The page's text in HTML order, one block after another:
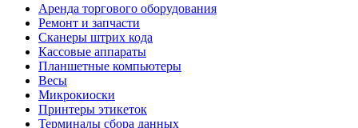
Аренда торгового оборудования
Ремонт и запчасти
Сканеры штрих кода
Кассовые аппараты
Планшетные компьютеры
Весы
Микрокиоски
Принтеры этикеток
Терминалы сбора данных